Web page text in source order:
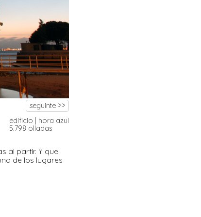
seguinte >>
edificio
hora azul
5.798 olladas
al partir. Y que
de los lugares